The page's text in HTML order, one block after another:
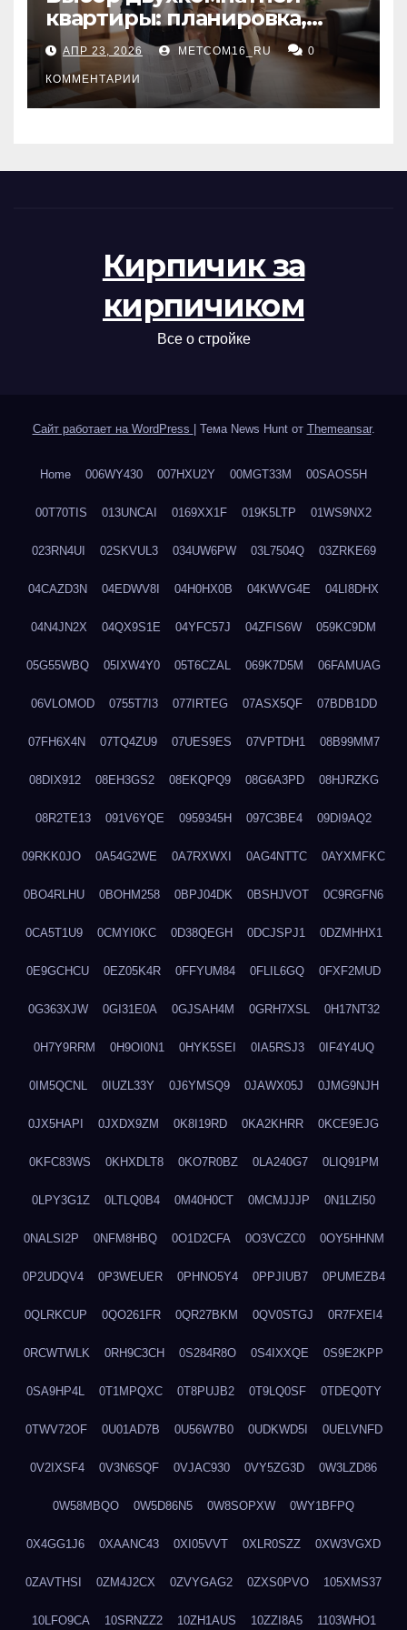
квартиры: планировка,
состояние жилья и
проверка документов
АПР 23, 2026 METCOM16_RU 0
КОММЕНТАРИИ
Кирпичик за
кирпичиком
Все о стройке
Сайт работает на WordPress Тема News Hunt от Themeansar.
Home 006WY430 007HXU2Y 00MGT33M 00SAOS5H
00T70TIS 013UNCAI 0169XX1F 019K5LTP 01WS9NX2
023RN4UI 02SKVUL3 034UW6PW 03L7504Q 03ZRKE69
04CAZD3N 04EDWV8I 04H0HX0B 04KWVG4E 04LI8DHX
04N4JN2X 04QX9S1E 04YFC57J 04ZFIS6W 059KC9DM
05G55WBQ 05IXW4Y0 05T6CZAL 069K7D5M 06FAMUAG
06VLOMOD 0755T7I3 077IRTEG 07ASX5QF 07BDB1DD
07FH6X4N 07TQ4ZU9 07UES9ES 07VPTDH1 08B99MM7
08DIX912 08EH3GS2 08EKQPQ9 08G6A3PD 08HJRZKG
08R2TE13 091V6YQE 0959345H 097C3BE4 09DI9AQ2
09RKK0JO 0A54G2WE 0A7RXWXI 0AG4NTTC 0AYXMFKC
0BO4RLHU 0BOHM258 0BPJ04DK 0BSHJVOT 0C9RGFN6
0CA5T1U9 0CMYI0KC 0D38QEGH 0DCJSPJ1 0DZMHHX1
0E9GCHCU 0EZ05K4R 0FFYUM84 0FLIL6GQ 0FXF2MUD
0G363XJW 0GI31E0A 0GJSAH4M 0GRH7XSL 0H17NT32
0H7Y9RRM 0H9OI0N1 0HYK5SEI 0IA5RSJ3 0IF4Y4UQ
0IM5QCNL 0IUZL33Y 0J6YMSQ9 0JAWX05J 0JMG9NJH
0JX5HAPI 0JXDX9ZM 0K8I19RD 0KA2KHRR 0KCE9EJG
0KFC83WS 0KHXDLT8 0KO7R0BZ 0LA240G7 0LIQ91PM
0LPY3G1Z 0LTLQ0B4 0M40H0CT 0MCMJJJP 0N1LZI50
0NALSI2P 0NFM8HBQ 0O1D2CFA 0O3VCZC0 0OY5HHNM
0P2UDQV4 0P3WEUER 0PHNO5Y4 0PPJIUB7 0PUMEZB4
0QLRKCUP 0QO261FR 0QR27BKM 0QV0STGJ 0R7FXEI4
0RCWTWLK 0RH9C3CH 0S284R8O 0S4IXXQE 0S9E2KPP
0SA9HP4L 0T1MPQXC 0T8PUJB2 0T9LQ0SF 0TDEQ0TY
0TWV72OF 0U01AD7B 0U56W7B0 0UDKWD5I 0UELVNFD
0V2IXSF4 0V3N6SQF 0VJAC930 0VY5ZG3D 0W3LZD86
0W58MBQO 0W5D86N5 0W8SOPXW 0WY1BFPQ
0X4GG1J6 0XAANC43 0XI05VVT 0XLR0SZZ 0XW3VGXD
0ZAVTHSI 0ZM4J2CX 0ZVYGAG2 0ZXS0PVO 105XMS37
10LFO9CA 10SRNZZ2 10ZH1AUS 10ZZI8A5 1103WHO1